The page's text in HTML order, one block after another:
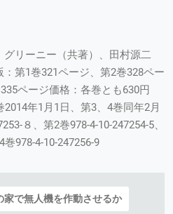
グリーニー（共著）、田村源二
：第1巻321ページ、第2巻328ペー
ページ価格：各巻とも630円
2014年1月1日、第3、4巻同年2月
８、第2巻978-4-10-247254-5、
978-4-10-247256-9
家で無人機を作動させるか